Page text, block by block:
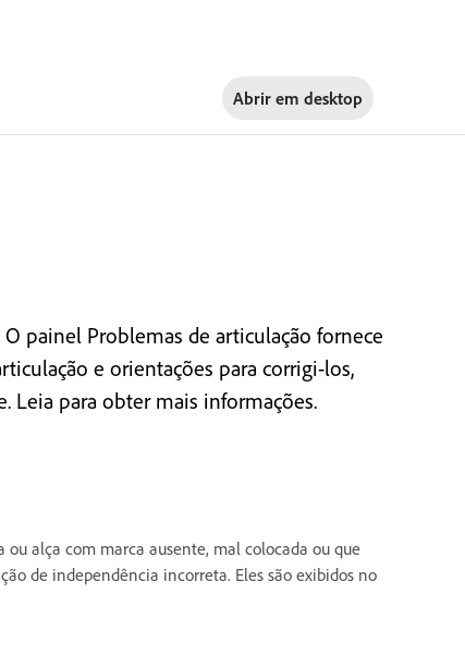
Abrir em desktop
painel Problemas de articulação fornece
e orientações para corrigi-los,
Leia para obter mais informações.
alça com marca ausente, mal colocada ou que
de independência incorreta. Eles são exibidos no